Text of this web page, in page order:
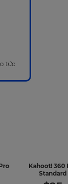
tức
Kahoot! 360
Standard-